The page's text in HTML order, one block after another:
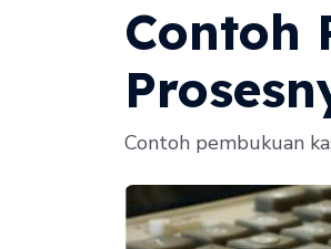
Contoh
Contoh pembukuan